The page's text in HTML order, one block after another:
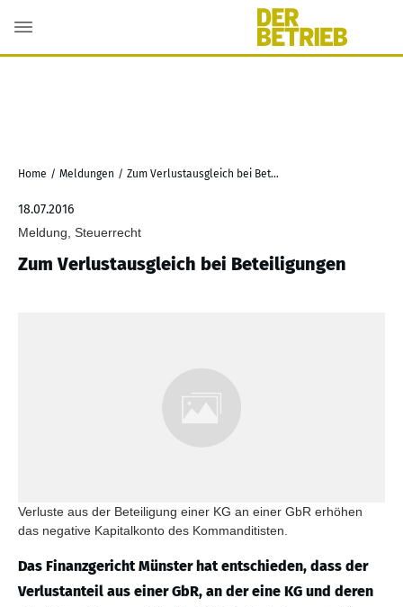
Home / Meldungen / Zum Verlustausgleich bei Beteiligungen
18.07.2016
Meldung, Steuerrecht
Zum Verlustausgleich bei Beteiligungen
Verluste aus der Beteiligung einer KG an einer GbR erhöhen
das negative Kapitalkonto des Kommanditisten.
Das Finanzgericht Münster hat entschieden, dass der
Verlustanteil aus einer GbR, an der eine KG und deren